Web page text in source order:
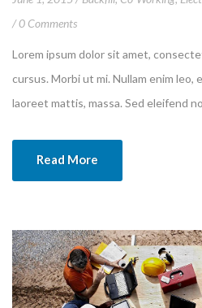
0 Comments
Lorem ipsum dolor sit amet,
cursus. Morbi ut mi. Nullam enim leo,
laoreet mattis, massa. Sed eleifend
Read More